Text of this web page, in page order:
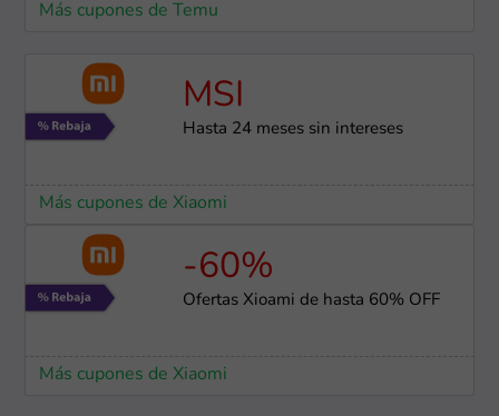
Más cupones de Temu
MSI
Hasta 24 meses sin intereses
Más cupones de Xiaomi
-60%
Ofertas Xioami de hasta 60% OFF
Más cupones de Xiaomi